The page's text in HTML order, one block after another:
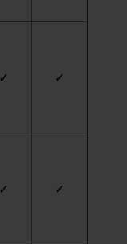
✓ ✓
✓ ✓